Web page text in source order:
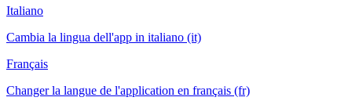
Italiano
Cambia la lingua dell'app in italiano (it)
Français
Changer la langue de l'application en français (fr)